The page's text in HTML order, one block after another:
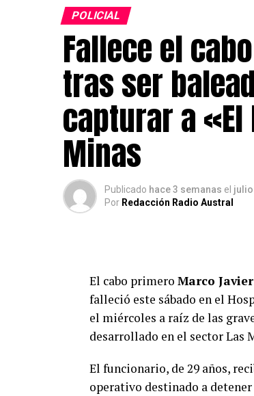
Durante el operativo se
clorhidrato de cocaína, 20
teléfonos celulares, un
Además, los funcionarios
comprimido con mira
milímetros y un cartucho sin
como evidencia en la
Por instrucción del Ministerio
del Juzgado de Garantía para
Post Views: 15
POLICIAL
Fallece el
tras ser
capturar a «El
Minas
Publicado hace 3 semanas el julio
Por Redacción Radio Austral
El cabo primero Marco
falleció este sábado en el
el miércoles a raíz de las
desarrollado en el sector Las
El funcionario, de 29 años,
operativo destinado a detener